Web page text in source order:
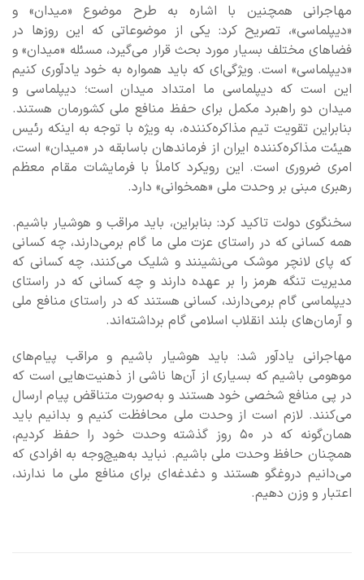
مهاجرانی همچنین با اشاره به طرح موضوع «میدان» و
«دیپلماسی»، تصریح کرد: یکی از موضوعاتی که این روزها در
فضاهای مختلف بسیار مورد بحث قرار می‌گیرد، مسئله «میدان» و
«دیپلماسی» است. ویژگی‌ای که باید همواره به خود یادآوری کنیم
این است که دیپلماسی ما امتداد میدان است؛ دیپلماسی و
میدان دو راهبرد مکمل برای حفظ منافع ملی کشورمان هستند.
بنابراین تقویت تیم مذاکره‌کننده، به‌ ویژه با توجه به اینکه رئیس
هیئت مذاکره‌کننده ایران از فرماندهان باسابقه در «میدان» است،
امری ضروری است. این رویکرد کاملاً با فرمایشات مقام معظم
رهبری مبنی بر وحدت ملی «همخوانی» دارد.
سخنگوی دولت تاکید کرد: بنابراین، باید مراقب و هوشیار باشیم.
همه کسانی که در راستای عزت ملی ما گام برمی‌دارند، چه کسانی
که پای لانچر موشک می‌نشینند و شلیک می‌کنند، چه کسانی که
مدیریت تنگه هرمز را بر عهده دارند و چه‌ کسانی که در راستای
دیپلماسی گام برمی‌دارند، کسانی هستند که در راستای منافع ملی
و آرمان‌های بلند انقلاب اسلامی گام برداشته‌اند.
مهاجرانی یادآور شد: باید هوشیار باشیم و مراقب پیام‌های
موهومی باشیم که بسیاری از آن‌ها ناشی از ذهنیت‌هایی است که
در پی منافع شخصی خود هستند و به‌صورت متناقض پیام ارسال
می‌کنند. لازم است از وحدت ملی محافظت کنیم و بدانیم باید
همان‌گونه که در ۵۰ روز گذشته وحدت خود را حفظ کردیم،
همچنان حافظ وحدت ملی‌ باشیم. نباید به‌هیچ‌وجه به افرادی که
می‌دانیم دروغگو هستند و دغدغه‌ای برای منافع ملی ما ندارند،
اعتبار و وزن دهیم.